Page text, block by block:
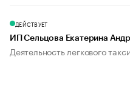
ДЕЙСТВУЕТ
ИП Сельцова Екатерина
Деятельность легкового